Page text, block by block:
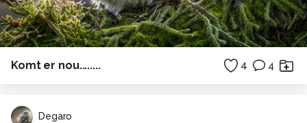
Komt er nou........ 4 4
Degaro